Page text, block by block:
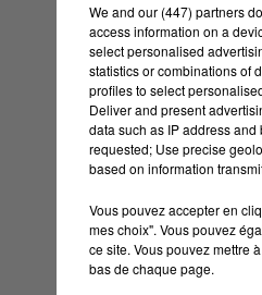
We and our (447) partners
access information on a
select personalised
statistics or combinations of
profiles to select
Deliver and present
data such as IP address
requested; Use precise
based on information
Vous pouvez accepter en
mes choix". Vous pouvez
ce site. Vous pouvez mettre
bas de chaque page.